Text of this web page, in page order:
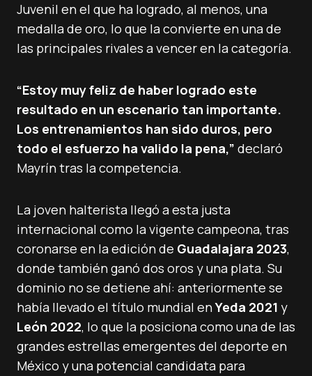
Juvenil en el que ha logrado, al menos, una
medalla de oro, lo que la convierte en una de
las principales rivales a vencer en la categoría.
“Estoy muy feliz de haber logrado este
resultado en un escenario tan importante.
Los entrenamientos han sido duros, pero
todo el esfuerzo ha valido la pena,” declaró
Mayrín tras la competencia.
La joven halterista llegó a esta justa
internacional como la vigente campeona, tras
coronarse en la edición de Guadalajara 2023,
donde también ganó dos oros y una plata. Su
dominio no se detiene ahí: anteriormente se
había llevado el título mundial enYeda 2021 y
León 2022, lo que la posiciona como una de las
grandes estrellas emergentes del deporte en
México y una potencial candidata para